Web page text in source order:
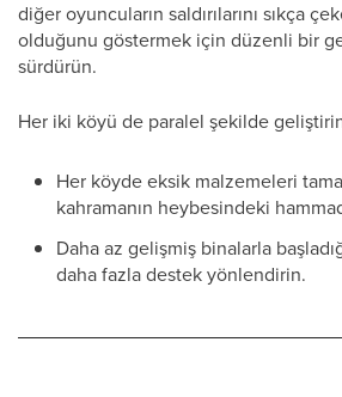
diğer oyuncuların saldırılarını sıkça
olduğunu göstermek için düzenli bir
sürdürün.
Her iki köyü de paralel şekilde
Her köyde eksik malzemeleri
kahramanın heybesindeki
Daha az gelişmiş binalarla
daha fazla destek yönlendirin.